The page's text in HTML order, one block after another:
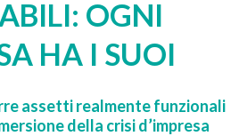
OGNI
HA I SUOI
assetti realmente funzionali
della crisi d’impresa